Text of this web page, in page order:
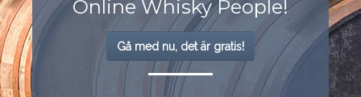
Online Whisky People!
Gå med nu, det är gratis!